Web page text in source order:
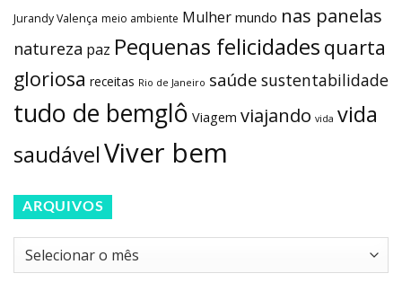
Jurandy Valença meio ambiente Mulher mundo nas panelas
natureza paz Pequenas felicidades quarta
gloriosa receitas Rio de Janeiro saúde sustentabilidade
tudo de bemglô Viagem viajando vida vida
saudávelViver bem
ARQUIVOS
Arquivos